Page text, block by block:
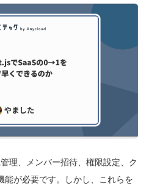
理、メンバー招待、権限設定、ク
能が必要です。しかし、これらを